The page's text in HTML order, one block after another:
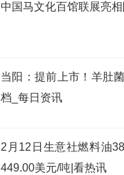
中国马文化百馆联展亮
当阳：提前上市！羊肚
档_每日资讯
2月12日生意社燃料油
449.00美元/吨|看热讯